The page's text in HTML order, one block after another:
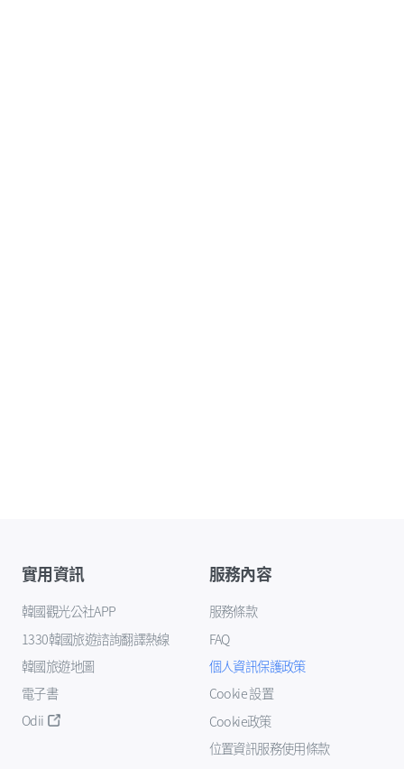
實用資訊
韓國觀光公社APP
1330韓國旅遊諮詢翻譯熱線
韓國旅遊地圖
電子書
Odii
服務內容
服務條款
FAQ
個人資訊保護政策
Cookie 設置
Cookie政策
位置資訊服務使用條款